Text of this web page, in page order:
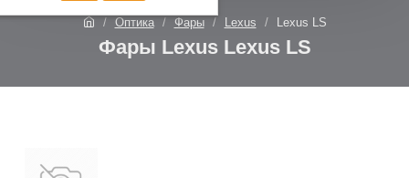
Оптика Фары Lexus Lexus LS
Фары Lexus Lexus LS